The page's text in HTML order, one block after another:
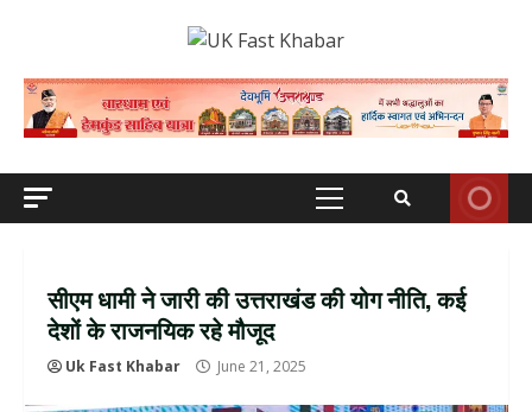
Primary
सीएम धामी ने जारी की उत्तराखंड की योग नीति, कई
देशों के राजनयिक रहे मौजूद
Uk Fast Khabar June 21, 2025